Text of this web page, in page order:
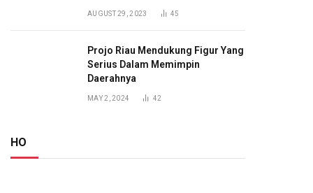
AUGUST 29, 2023 45
Projo Riau Mendukung Figur Yang
Serius Dalam Memimpin
Daerahnya
MAY 2, 2024 42
HO